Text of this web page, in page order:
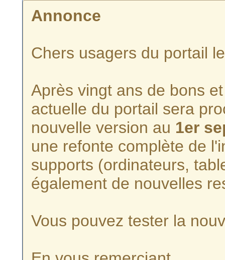
Annonce
Chers usagers du portail
Après vingt ans de bons
actuelle du portail sera
nouvelle version au 1er
une refonte complète de
supports (ordinateurs,
également de nouvelles
Vous pouvez tester la